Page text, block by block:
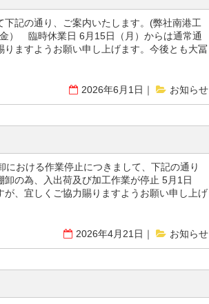
記の通り、ご案内いたします。(弊社南港工
） 臨時休業日 6月15日（月）からは通常通
ますようお願い申し上げます。今後とも大冨
2026年6月1日 お知らせ
おける作業停止につきまして、下記の通り
の為、入出荷及び加工作業が停止 5月1日
が、宜しくご協力賜りますようお願い申し上げ
2026年4月21日 お知らせ